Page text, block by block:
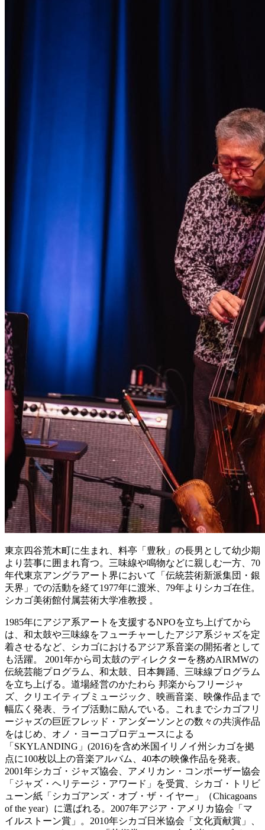
東京四谷荒木町に生まれ、料亭「豊秋」の長男として幼少期
より芸事に囲まれ育つ。三味線や鳴物などに親しむ一方、70
年代東京アングラアート界において「伝統芸術新派集団・銀
天界」での活動を経て1977年に渡米、79年よりシカゴ在住。
シカゴ美術館付属芸術大学准教授 。
1985年にアジア系アートを支援するNPOを立ち上げてから
は、和太鼓や三味線をフューチャーしたアジア系ジャズを定
着させるなど、シカゴにおけるアジア系音楽の開拓者として
も活躍。 2001年から司太鼓のディレクターを務めAIRMWの
伝統芸能プログラム、和太鼓、日本舞踊、三味線プログラム
を立ち上げる。道場経営のかたわら 邦楽からフリージャ
ズ、クリエイティブミュージック、映画音楽、映像作品まで
幅広く発表、ライブ活動に励んでいる。これまでシカゴフリ
ージャズの巨匠フレッド・アンダーソンとの数々の共演作品
をはじめ、オノ・ヨーコプロデュースによる
「SKYLANDING」(2016)を含め米国イリノイ州シカゴを拠
点に100枚以上の音楽アルバム、40本の映像作品を発表。
2001年シカゴ・ジャズ協会、アメリカン・コンポーザー協会
「ジャズ・ヘリテージ・アワード」を受賞、シカゴ・トリビ
ューン紙「シカゴアンズ・オブ・ザ・イヤー」（Chicagoans
of the year）に選ばれる。2007年アジア・アメリカ協会「マ
イルストーン賞」。2010年シカゴ日米協会「文化貢献賞」、